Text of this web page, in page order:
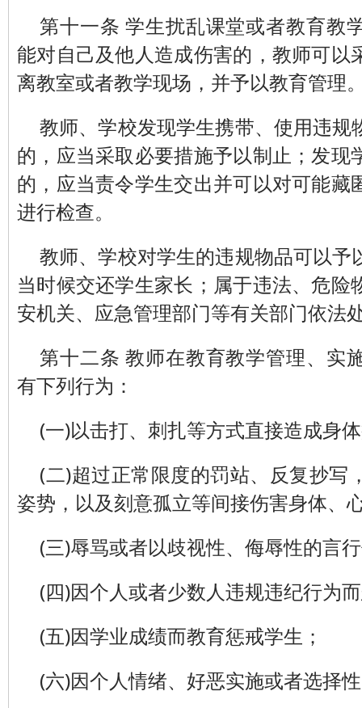
第十一条 学生扰乱课堂或者教育教
能对自己及他人造成伤害的，教师可以
离教室或者教学现场，并予以教育管理
教师、学校发现学生携带、使用违规
的，应当采取必要措施予以制止；发现
的，应当责令学生交出并可以对可能藏
进行检查。
教师、学校对学生的违规物品可以予
当时候交还学生家长；属于违法、危险
安机关、应急管理部门等有关部门依法
第十二条 教师在教育教学管理、实
有下列行为：
(一)以击打、刺扎等方式直接造成身
(二)超过正常限度的罚站、反复抄写
姿势，以及刻意孤立等间接伤害身体、
(三)辱骂或者以歧视性、侮辱性的言
(四)因个人或者少数人违规违纪行为
(五)因学业成绩而教育惩戒学生；
(六)因个人情绪、好恶实施或者选择